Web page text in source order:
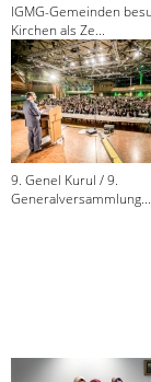
IGMG-Gemeinden
Kirchen als Ze...
9. Genel Kurul / 9.
Generalversammlung...